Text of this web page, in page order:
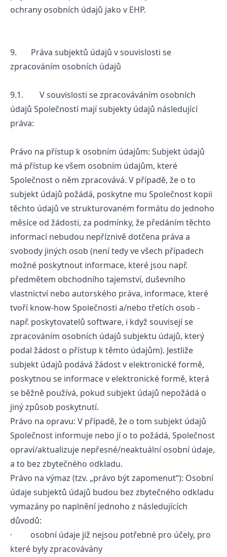
ochrany osobních údajů jako v EHP.
9. Práva subjektů údajů v souvislosti se
zpracováním osobních údajů
9.1. V souvislosti se zpracováváním osobních
údajů Společností mají subjekty údajů následující
práva:
Právo na přístup k osobním údajům: Subjekt údajů
má přístup ke všem osobním údajům, které
Společnost o něm zpracovává. V případě, že o to
subjekt údajů požádá, poskytne mu Společnost kopii
těchto údajů ve strukturovaném formátu do jednoho
měsíce od žádosti, za podmínky, že předáním těchto
informací nebudou nepříznivě dotčena práva a
svobody jiných osob (není tedy ve všech případech
možné poskytnout informace, které jsou např.
předmětem obchodního tajemství, duševního
vlastnictví nebo autorského práva, informace, které
tvoří know-how Společnosti a/nebo třetích osob -
např. poskytovatelů software, i když souvisejí se
zpracováním osobních údajů subjektu údajů, který
podal žádost o přístup k těmto údajům). Jestliže
subjekt údajů podává žádost v elektronické formě,
poskytnou se informace v elektronické formě, která
se běžně používá, pokud subjekt údajů nepožádá o
jiný způsob poskytnutí.
Právo na opravu: V případě, že o tom subjekt údajů
Společnost informuje nebo jí o to požádá, Společnost
opraví/aktualizuje nepřesné/neaktuální osobní údaje,
a to bez zbytečného odkladu.
Právo na výmaz (tzv. „právo být zapomenut“): Osobní
údaje subjektů údajů budou bez zbytečného odkladu
vymazány po naplnění jednoho z následujících
důvodů:
· osobní údaje již nejsou potřebné pro účely, pro
které byly zpracovávány